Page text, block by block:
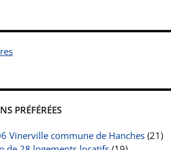
PRÉFÉRÉES
Vinerville commune de Hanches (21)